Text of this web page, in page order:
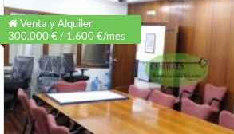
Venta y Alquiler
300.000 € / 1.600 €/mes